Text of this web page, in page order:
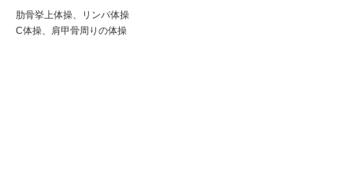
肋骨挙上体操、リンパ体操
C体操、肩甲骨周りの体操